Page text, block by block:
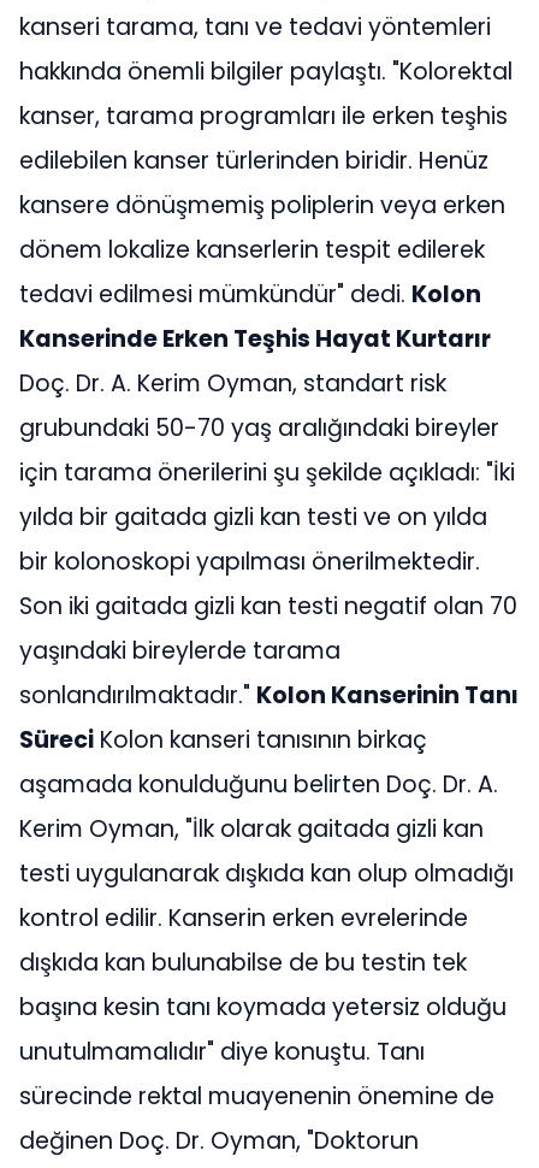
kanseri tarama, tanı ve tedavi yöntemleri
hakkında önemli bilgiler paylaştı. "Kolorektal
kanser, tarama programları ile erken teşhis
edilebilen kanser türlerinden biridir. Henüz
kansere dönüşmemiş poliplerin veya erken
dönem lokalize kanserlerin tespit edilerek
tedavi edilmesi mümkündür" dedi. Kolon
Kanserinde Erken Teşhis Hayat Kurtarır
Doç. Dr. A. Kerim Oyman, standart risk
grubundaki 50-70 yaş aralığındaki bireyler
için tarama önerilerini şu şekilde açıkladı: "İki
yılda bir gaitada gizli kan testi ve on yılda
bir kolonoskopi yapılması önerilmektedir.
Son iki gaitada gizli kan testi negatif olan 70
yaşındaki bireylerde tarama
sonlandırılmaktadır." Kolon Kanserinin Tanı
Süreci Kolon kanseri tanısının birkaç
aşamada konulduğunu belirten Doç. Dr. A.
Kerim Oyman, "İlk olarak gaitada gizli kan
testi uygulanarak dışkıda kan olup olmadığı
kontrol edilir. Kanserin erken evrelerinde
dışkıda kan bulunabilse de bu testin tek
başına kesin tanı koymada yetersiz olduğu
unutulmamalıdır" diye konuştu. Tanı
sürecinde rektal muayenenin önemine de
değinen Doç. Dr. Oyman, "Doktorun